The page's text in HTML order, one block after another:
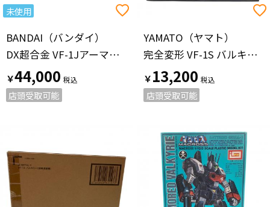
未使用
BANDAI（バンダイ）
DX超合金 VF-1Jアーマードバルキリー(一条輝機) プラモデル
￥44,000
店頭受取可能
YAMATO（ヤマト）
完全変形 VF-1S バルキリー ロイ・フォッカー機
￥13,200
店頭受取可能